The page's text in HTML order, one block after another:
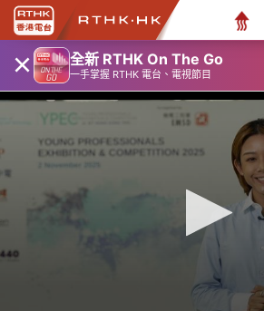
× 全新 RTHK On The Go
一手掌握 RTHK 電台、電視節目